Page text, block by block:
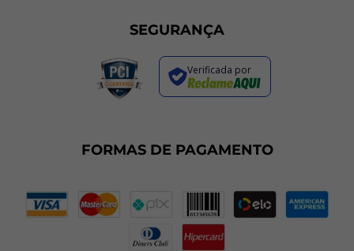
Trocas e Devoluções
Regras de Promoções
Termos de Uso
Plano de Corte
SEGURANÇA
Verificada por
FORMAS DE PAGAMENTO